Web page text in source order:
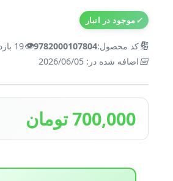
✓موجود در انبار
🔢کد محصول:9782000107804
👁️19 بازدید
📅اضافه شده در: 2026/06/05
700,000 تومان